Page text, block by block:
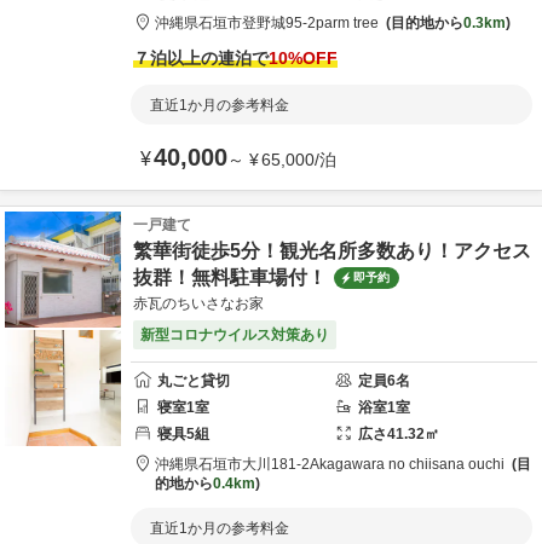
沖縄県石垣市登野城95-2parm tree 目的地から0.3km
７泊以上の連泊で10%OFF
直近1か月の参考料金
¥40,000～ ¥65,000/泊
一戸建て
繁華街徒歩5分！観光名所多数あり！アクセス
抜群！無料駐車場付！
即予約
赤瓦のちいさなお家
新型コロナウイルス対策あり
丸ごと貸切 定員6名
寝室1室 浴室1室
寝具5組 広さ41.32㎡
沖縄県石垣市大川181-2Akagawara no chiisana ouchi
目
的地から0.4km
直近1か月の参考料金